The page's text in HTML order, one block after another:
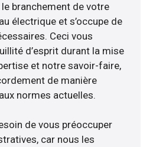
branchement de votre
électrique et s’occupe de
Ceci vous
d’esprit durant la mise
et notre savoir-faire,
de manière
normes actuelles.
de vous préoccuper
car nous les